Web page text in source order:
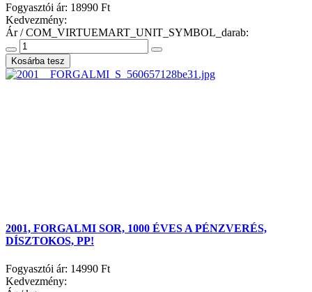
Fogyasztói ár: 18990 Ft
Kedvezmény:
Ár / COM_VIRTUEMART_UNIT_SYMBOL_darab:
2001, FORGALMI SOR, 1000 ÉVES A PÉNZVERÉS,
DÍSZTOKOS, PP!
Fogyasztói ár: 14990 Ft
Kedvezmény: